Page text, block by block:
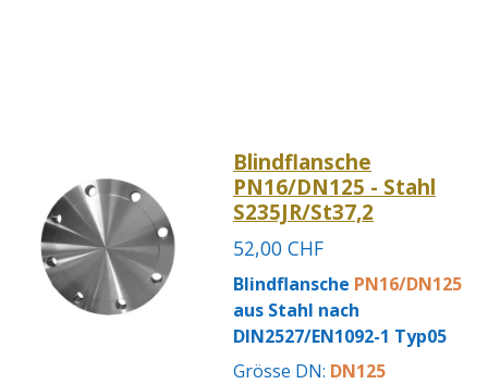
Blindflansche
PN16/DN125 - Stahl
S235JR/St37,2
52,00 CHF
Blindflansche PN16/DN125
aus Stahl nach
DIN2527/EN1092-1 Typ05
Grösse DN: DN125